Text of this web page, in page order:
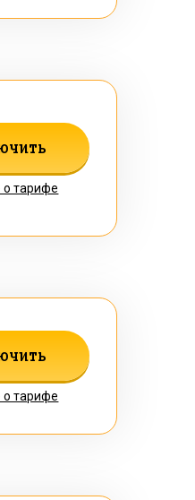
о тарифе
о тарифе